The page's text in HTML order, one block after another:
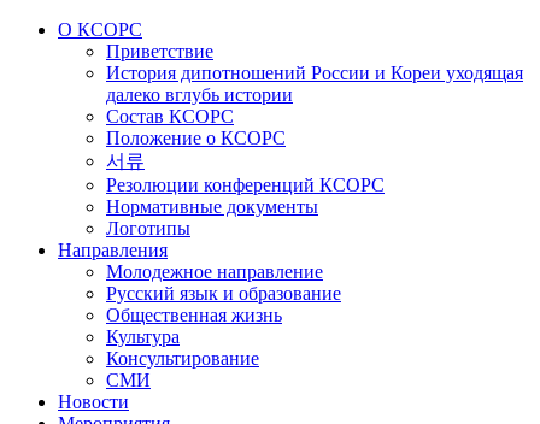
О КСОРС
Приветствие
История дипотношений России и Кореи уходящая
далеко вглубь истории
Состав КСОРС
Положение о КСОРС
서류
Резолюции конференций КСОРС
Нормативные документы
Логотипы
Направления
Молодежное направление
Русский язык и образование
Общественная жизнь
Культура
Консультирование
СМИ
Новости